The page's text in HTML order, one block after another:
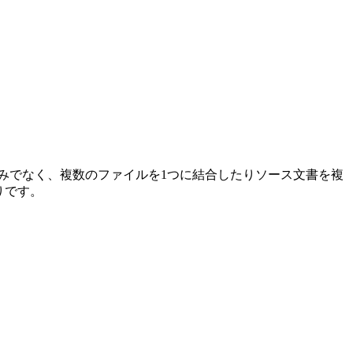
なく、複数のファイルを1つに結合したりソース文書を複
す。